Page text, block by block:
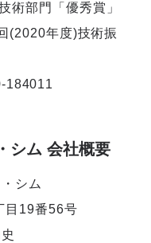
術部門「優秀賞」
(2020年度)技術振
184011
シム 会社概要
シム
目19番56号